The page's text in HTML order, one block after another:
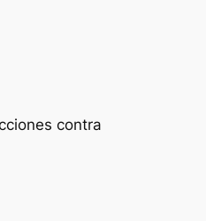
contra